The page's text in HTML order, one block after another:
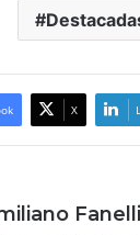
X
Fanelli